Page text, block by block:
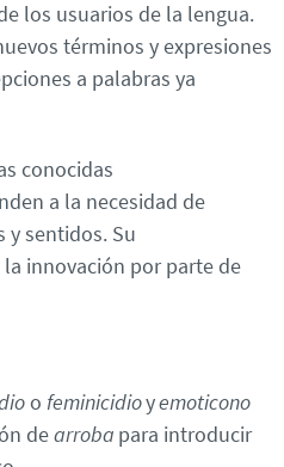
los usuarios de la lengua.
términos y expresiones
a palabras ya
conocidas
a la necesidad de
y sentidos. Su
innovación por parte de
o feminicidioyemoticono
dearroba para introducir